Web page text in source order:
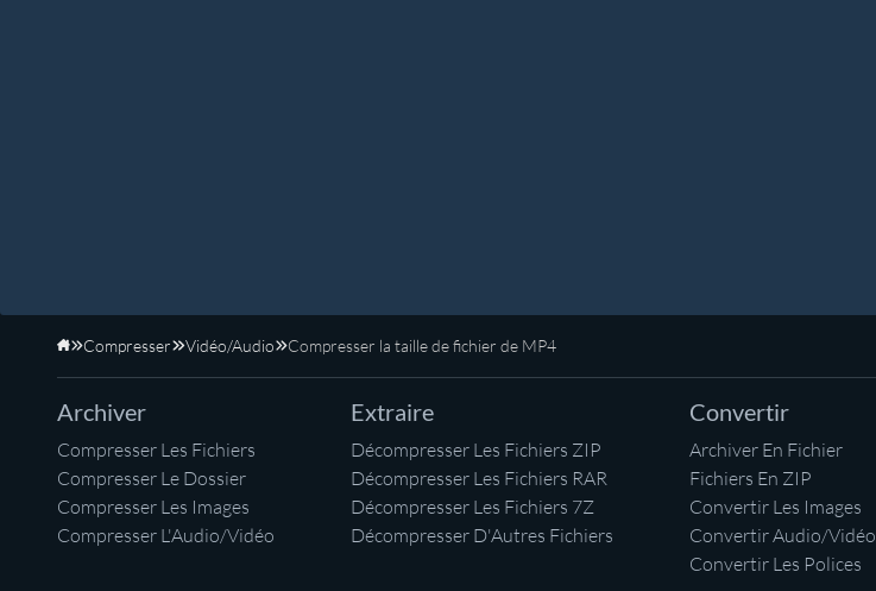
Accueil
Compresser Vidéo/Audio Compresser la taille de fichier de MP4
Archiver
Compresser Les Fichiers
Compresser Le Dossier
Compresser Les Images
Compresser L'Audio/Vidéo
Extraire
Décompresser Les Fichiers ZIP
Décompresser Les Fichiers RAR
Décompresser Les Fichiers 7Z
Décompresser D'Autres Fichiers
Convertir
Archiver En Fichier
Fichiers En ZIP
Convertir Les Images
Convertir Audio/Vidéo
Convertir Les Polices